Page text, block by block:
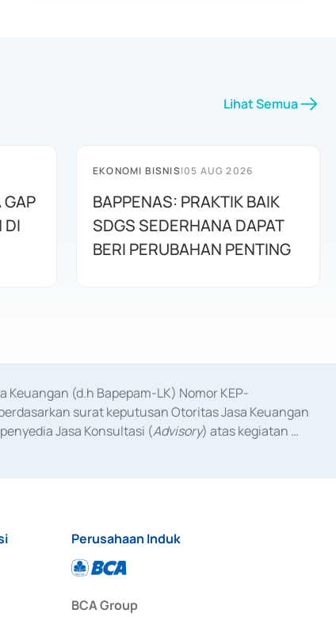
Lihat Semua
GAP
DI
EKONOMI BISNIS|05 AUG 2026
BAPPENAS: PRAKTIK BAIK
SDGS SEDERHANA DAPAT
BERI PERUBAHAN PENTING
(d.h Bapepam-LK) Nomor KEP-
surat keputusan Otoritas Jasa Keuangan
Jasa Konsultasi (Advisory) atas kegiatan
Perusahaan Induk
BCA Group